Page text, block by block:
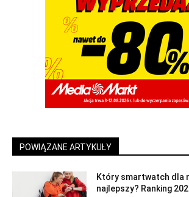
POWIĄZANE ARTYKUŁY
Który smartwatch dla
najlepszy? Ranking